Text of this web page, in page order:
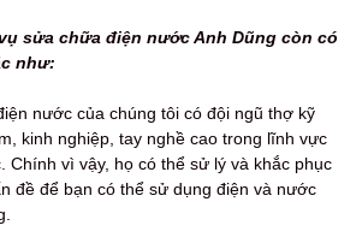
sửa chữa điện nước Anh Dũng còn có
như:
nước của chúng tôi có đội ngũ thợ kỹ
kinh nghiệp, tay nghề cao trong lĩnh vực
Chính vì vậy, họ có thể sử lý và khắc phục
đề để bạn có thể sử dụng điện và nước